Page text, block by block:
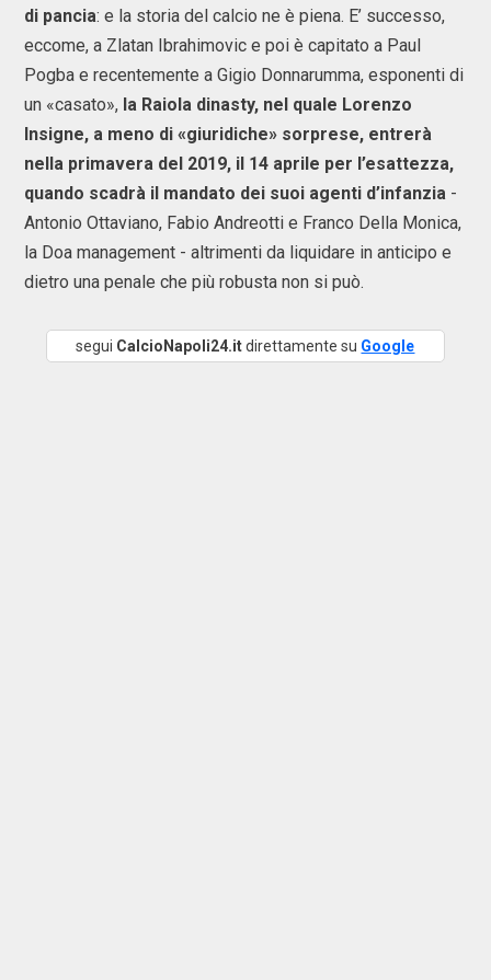
di pancia: e la storia del calcio ne è piena. E’ successo,
eccome, a Zlatan Ibrahimovic e poi è capitato a Paul
Pogba e recentemente a Gigio Donnarumma, esponenti di
un «casato», la Raiola dinasty, nel quale Lorenzo
Insigne, a meno di «giuridiche» sorprese, entrerà
nella primavera del 2019, il 14 aprile per l’esattezza,
quando scadrà il mandato dei suoi agenti d’infanzia -
Antonio Ottaviano, Fabio Andreotti e Franco Della Monica,
la Doa management - altrimenti da liquidare in anticipo e
dietro una penale che più robusta non si può.
segui CalcioNapoli24.itdirettamente su Google